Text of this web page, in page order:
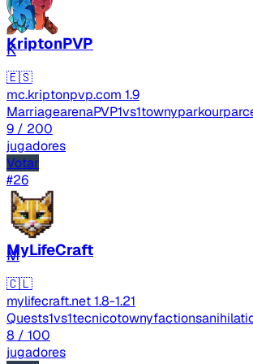
K
KriptonPVP
🇪🇸
mc.kriptonpvp.com 1.9
MarriagearenaPVP1vs1townyparkour
9 / 200
jugadores
Votar
#26
M
MyLifeCraft
🇨🇱
mylifecraft.net1.8-1.21
Quests1vs1tecnicotownyfactions
8 / 100
jugadores